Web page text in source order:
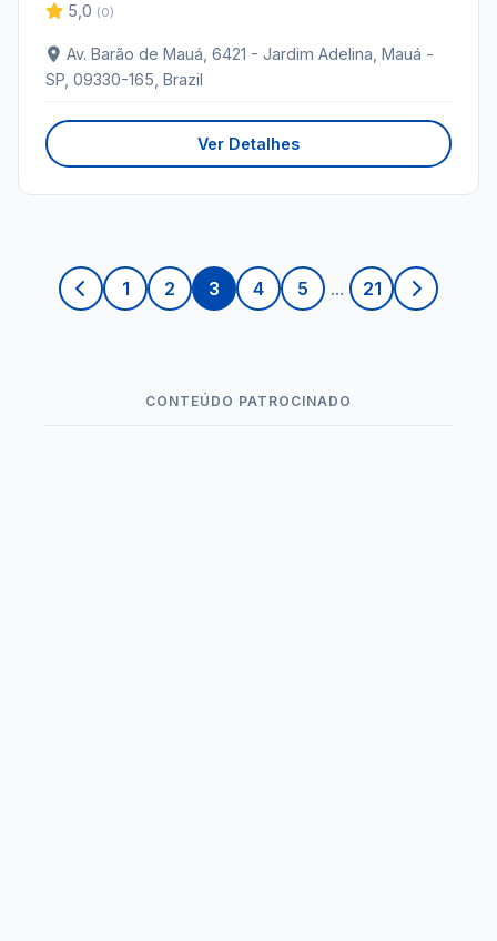
5,0 (0)
Av. Barão de Mauá, 6421 - Jardim Adelina, Mauá -
SP, 09330-165, Brazil
Ver Detalhes
1 2 3 4 5 ... 21